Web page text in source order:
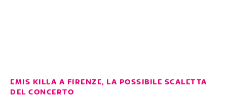
EMIS KILLA A FIRENZE, LA POSSIBILE SCALETTA
DEL CONCERTO